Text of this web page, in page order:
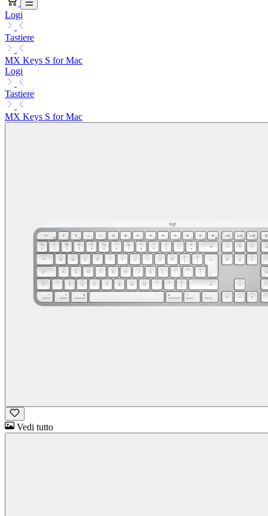
Logi
Tastiere
MX Keys S for Mac
Logi
Tastiere
MX Keys S for Mac
Vedi tutto